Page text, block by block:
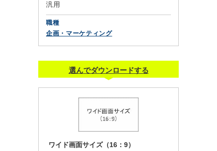
汎用
職種
企画・マーケティング
選んでダウンロードする
ワイド画面サイズ（16：9）